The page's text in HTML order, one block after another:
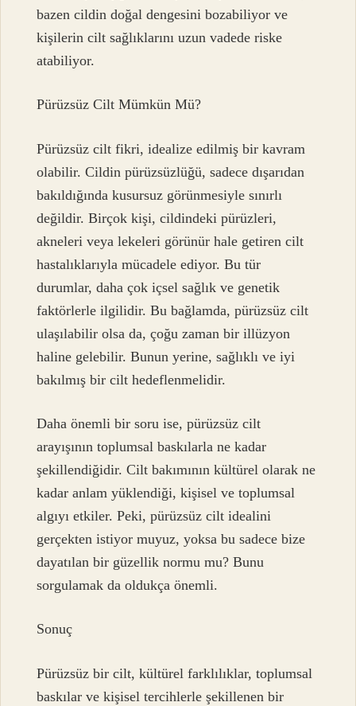
bazen cildin doğal dengesini bozabiliyor ve
kişilerin cilt sağlıklarını uzun vadede riske
atabiliyor.
Pürüzsüz Cilt Mümkün Mü?
Pürüzsüz cilt fikri, idealize edilmiş bir kavram
olabilir. Cildin pürüzsüzlüğü, sadece dışarıdan
bakıldığında kusursuz görünmesiyle sınırlı
değildir. Birçok kişi, cildindeki pürüzleri,
akneleri veya lekeleri görünür hale getiren cilt
hastalıklarıyla mücadele ediyor. Bu tür
durumlar, daha çok içsel sağlık ve genetik
faktörlerle ilgilidir. Bu bağlamda, pürüzsüz cilt
ulaşılabilir olsa da, çoğu zaman bir illüzyon
haline gelebilir. Bunun yerine, sağlıklı ve iyi
bakılmış bir cilt hedeflenmelidir.
Daha önemli bir soru ise, pürüzsüz cilt
arayışının toplumsal baskılarla ne kadar
şekillendiğidir. Cilt bakımının kültürel olarak ne
kadar anlam yüklendiği, kişisel ve toplumsal
algıyı etkiler. Peki, pürüzsüz cilt idealini
gerçekten istiyor muyuz, yoksa bu sadece bize
dayatılan bir güzellik normu mu? Bunu
sorgulamak da oldukça önemli.
Sonuç
Pürüzsüz bir cilt, kültürel farklılıklar, toplumsal
baskılar ve kişisel tercihlerle şekillenen bir